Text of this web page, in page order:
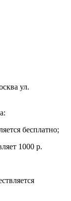
ул.
бесплатно;
1000 р.